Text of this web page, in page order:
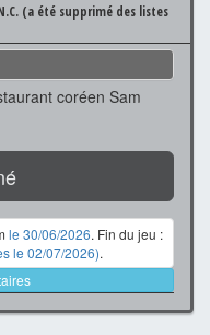
(a été supprimé des listes
coréen Sam
le 30/06/2026. Fin du jeu :
le 02/07/2026).